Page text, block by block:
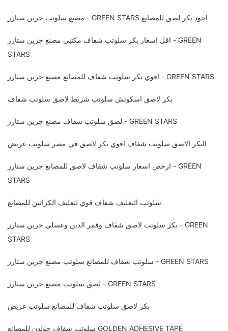
مصنع سلوتب جرين ستارز - GREEN STARS اجود بكر لصق للمصانع
اقل اسعار بكر سلوتب شفاف مكتبي مصنع جرين ستارز - GREEN
STARS
اقوي بكر سلوتب شفاف للمصانع مصنع جرين ستارز - GREEN STARS
بكر لاصق اسكوتش سلوتب شريط لاصق سلوتب شفاف
لصق سلوتب شفاف مصنع جرين ستارز - GREEN STARS
البكر الاصق سلوتب شفاف اقوي بكر لاصق في مصر سلوتب عريض
ارخص اسعار سلوتب شفاف لاصق للمصانع جرين ستارز - GREEN
STARS
سلوتب التغليف شفاف قوي لتغليف الكراتين للمصانع
بكر سلوتب لاصق شفاف وقمر الدين وعسلي جرين ستارز - GREEN
STARS
سلوتب شفاف للمصانع سلوتب مصنع جرين ستارز - GREEN STARS
لصق سلوتب مصنع جرين ستارز - GREEN STARS
بكر لاصق سلوتب شفاف للمصانع سلوتب عريض
سلوتب شفاف جولدن للمصانع GOLDEN ADHESIVE TAPE